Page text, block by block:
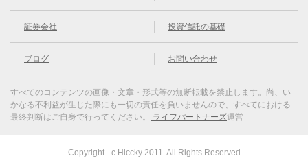
証券会社 投資信託の基礎
ブログ お問い合わせ
すべてのコンテンツの画像・文章・形式等の無断転載を禁止します。 尚、い
かなる不利益が生じた際にも一切の責任を負いませんので、すべてにおける
最終判断はご自身で行ってください。
ライフパートナーズ運営
Copyright - c Hiccky 2011. All Rights Reserved